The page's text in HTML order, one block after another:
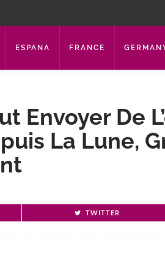
ESPANA FRANCE
Envoyer De
La Lune,
TWITTER